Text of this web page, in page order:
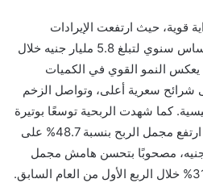
قوية، حيث ارتفعت الإيرادات
المجمعة بنسبة 34.7% على أساس سنوي لتبلغ 5.8 مليار جنيه خلال
من عام 2026، بما يعكس النمو القوي في الكميات
شرائح سعرية أعلى، وتواصل الزخم
كما شهدت الربحية توسعًا بوتيرة
أعلى خلال نفس الفترة، حيث ارتفع مجمل الربح بنسبة 48.7% على
ليبلغ 2.0 مليار جنيه، مصحوبًا بتحسن هامش مجمل
الربح إلى 34.9% مقارنة بـ 31.6% خلال الربع الأول من العام السابق.